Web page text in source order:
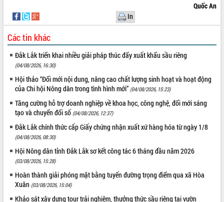
phá cơ chế - Hợp tác công tư
Đề án 06 tạo bước ngoặt đột phá trong
cải cách hành chính tỉnh Đắk Lắk
Kết nối tour, đẩy mạnh chuyển đổi số
để phát triển du lịch Đắk Lắk
Khởi động Dự án Đầu tư xây dựng hạ
tầng kỹ thuật Cụm công nghiệp Tân
Tiến
Gặp mặt các cơ quan báo chí nhân Kỷ
niệm 101 năm Ngày Báo chí Cách
mạng Việt Nam
Đắk Lắk sơ kết 4 năm triển khai thực
hiện Đề án 06 của Chính phủ
Họp báo thông tin về Hội nghị Công bố
Lắk
Khơi thông điểm nghẽn, đẩy nhanh
Quốc An
In
Các tin khác
Đắk Lắk triển khai nhiều giải pháp thúc đẩy xuất khẩu sầu riêng
(04/08/2026, 16:30)
Hội thảo “Đổi mới nội dung, nâng cao chất lượng sinh hoạt và hoạt động
của Chi hội Nông dân trong tình hình mới” (04/08/2026, 15:23)
Tăng cường hỗ trợ doanh nghiệp về khoa học, công nghệ, đổi mới sáng
tạo và chuyển đổi số (04/08/2026, 12:37)
Đắk Lắk chính thức cấp Giấy chứng nhận xuất xứ hàng hóa từ ngày 1/8
(04/08/2026, 08:30)
Hội Nông dân tỉnh Đắk Lắk sơ kết công tác 6 tháng đầu năm 2026
(03/08/2026, 15:28)
Hoàn thành giải phóng mặt bằng tuyến đường trọng điểm qua xã Hòa
Xuân (03/08/2026, 15:04)
Khảo sát xây dựng tour trải nghiệm, thưởng thức sầu riêng tại vườn